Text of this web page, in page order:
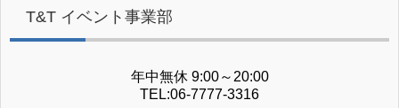
T&T イベント事業部
年中無休 9:00～20:00
TEL:06-7777-3316